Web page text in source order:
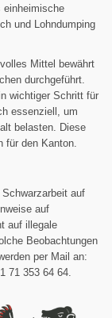
einheimische
und Lohndumping
Mittel bewährt
durchgeführt.
wichtiger Schritt für
essenziell, um
belasten. Diese
für den Kanton.
auf
auf
auf illegale
Beobachtungen
per Mail an:
71 353 64 64.